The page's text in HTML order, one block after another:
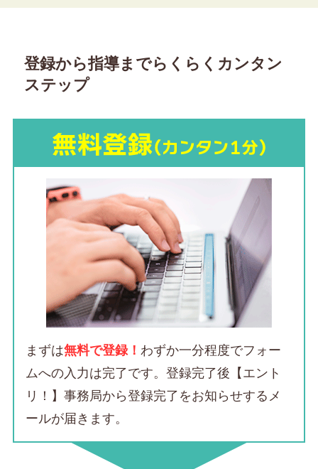
登録から指導までらくらくカンタン
ステップ
まずは無料で登録！ わずか一分程度でフォー
ムへの入力は完了です。登録完了後【エント
リ！】事務局から登録完了をお知らせするメ
ールが届きます。